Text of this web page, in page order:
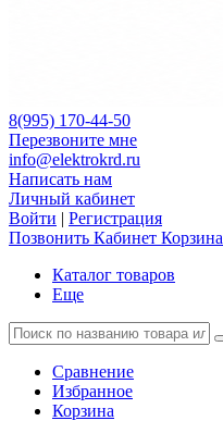
8(995) 170-44-50
Перезвоните мне
info@elektrokrd.ru
Написать нам
Личный кабинет
Войти | Регистрация
Позвонить Кабинет Корзина
Каталог товаров
Еще
Сравнение
Избранное
Корзина